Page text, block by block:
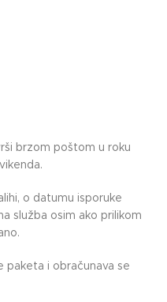
brzom poštom u roku
o datumu isporuke
služba osim ako prilikom
paketa i obračunava se